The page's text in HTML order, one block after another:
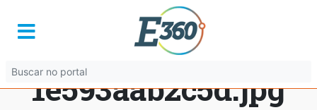
d497651b-c643-
40a9-8336-
1e593aab2c5d.jpg